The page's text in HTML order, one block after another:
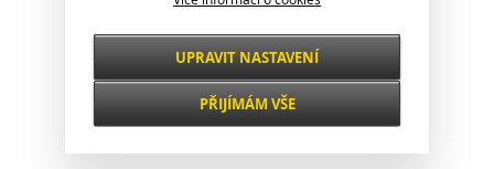
Nezbytné
VŽDY AKTIVNÍ
Funkční a
UPRAVIT NASTAVENÍ
PŘIJÍMÁM VŠE